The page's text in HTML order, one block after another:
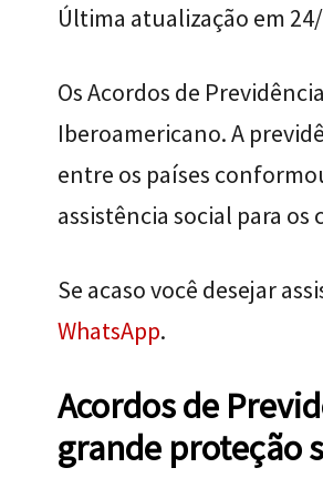
Última atualização em
Os Acordos de
Iberoamericano. A
entre os países
assistência social para
Se acaso você desejar
WhatsApp.
Acordos de
grande proteção